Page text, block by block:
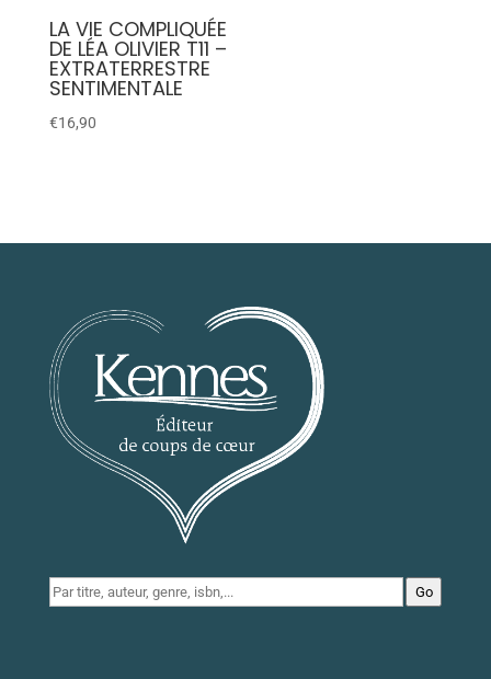
LA VIE COMPLIQUÉE
DE LÉA OLIVIER T11 –
EXTRATERRESTRE
SENTIMENTALE
€16,90
Go